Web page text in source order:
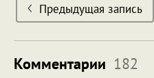
Предыдущая запись
Комментарии 182